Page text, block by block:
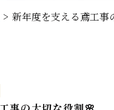
新年度を支える鳶工事